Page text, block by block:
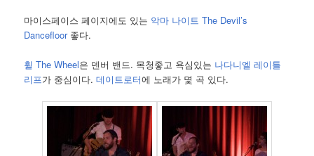
마이스페이스 페이지에도 있는 악마 나이트 The Devil’s
Dancefloor좋다.
휠 The Wheel은 덴버 밴드. 목청좋고 욕심있는 나다니엘 레이틀
리프가 중심이다.데이트로터에 노래가 몇 곡 있다.